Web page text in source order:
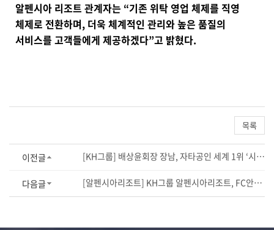
알펜시아 리조트 관계자는 “기존 위탁 영업 체제를 직영
체제로 전환하며, 더욱 체계적인 관리와 높은 품질의
서비스를 고객들에게 제공하겠다”고 밝혔다.
목록
이전글 [KH그룹] 배상윤회장 장남, 자타공인 세계 1위 ‘시카고대 경제학부 ’ 합격
다음글 [알펜시아리조트] KH그룹 알펜시아리조트, FC안양 공식 후원 협약 체결